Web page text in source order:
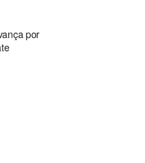
por